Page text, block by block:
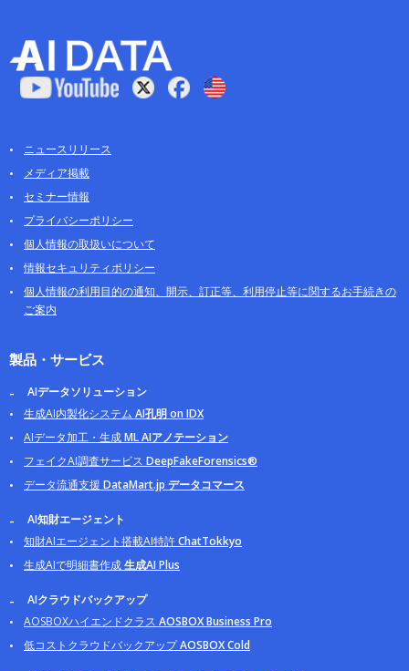
ニュースリリース
メディア掲載
セミナー情報
プライバシーポリシー
個人情報の取扱いについて
情報セキュリティポリシー
個人情報の利用目的の通知、開示、訂正等、利用停止等に関するお手続きの
ご案内
製品・サービス
AIデータソリューション
生成AI内製化システム AI孔明 on IDX
AIデータ加工・生成ML AIアノテーション
フェイクAI調査サービス DeepFakeForensics®
データ流通支援DataMart.jp データコマース
AI知財エージェント
知財AIエージェント搭載AI特許ChatTokkyo
生成AIで明細書作成生成AI Plus
AIクラウドバックアップ
AOSBOXハイエンドクラス AOSBOX Business Pro
低コストクラウドバックアップAOSBOX Cold